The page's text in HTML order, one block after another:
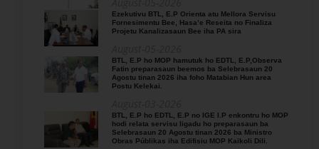
Ezekutivu BTL, E.P Orienta atu Mellora Servisu
Fornesimentu Bee, Hasa’e Reseita no Finaliza
Projetu Kanalizasaun Bee iha PA sira
BTL, E.P ho MOP hamutuk ho EDTL, E.P,Observa
Fatin preparasaun beemos ba Selebrasaun 20
Agostu tinan 2026 iha foho Matabian Hun area
Postu Kelekai.
BTL, E.P ho EDTL, E.P no IGE I.P enkontru ho MOP
hodi relata servisu ligadu ho preparasaun ba
Selebrasaun 20 Agostu tinan 2026 ba Ministro
Obras Públikas iha Edifisiu MOP Kaikoli Dili.